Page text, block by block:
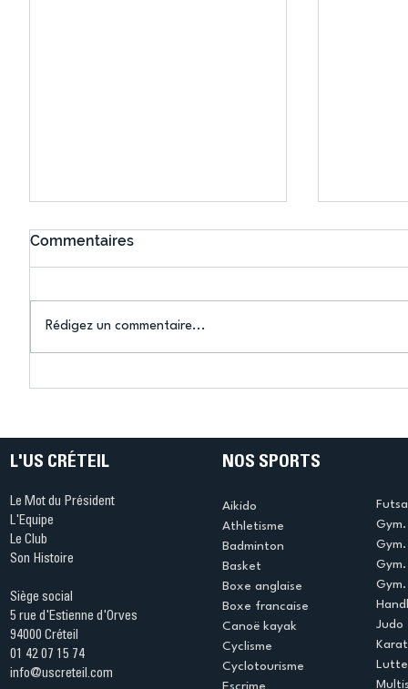
Ping ? Quand le tennis de
termine
Commentaires
Rédigez un commentaire...
L'US CRÉTEIL
Le Mot du Président
L'Equipe
Le Club
Son Histoire
Siège social
5 rue d'Estienne d'Orves
94000 Créteil
01 42 07 15 74
info@uscreteil.com
NOS SPORTS
Aikido
Athletisme
Badminton
Basket
Boxe anglaise
Boxe francaise
Canoë kayak
Cyclisme
Cyclotourisme
Escrime
Judo
Lutte